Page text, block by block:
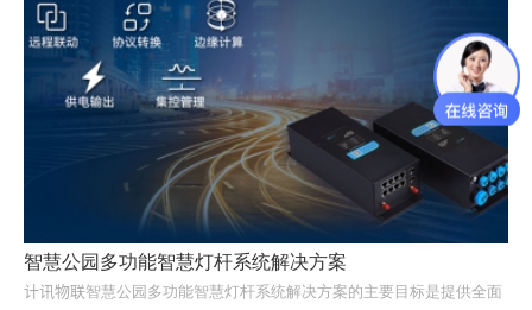
智慧公园多功能智慧灯杆系统解决方案
计讯物联智慧公园多功能智慧灯杆系统解决方案的主要目标是提供全面